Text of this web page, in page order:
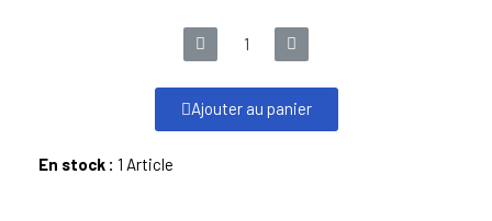
Ajouter au panier
En stock : 1 Article